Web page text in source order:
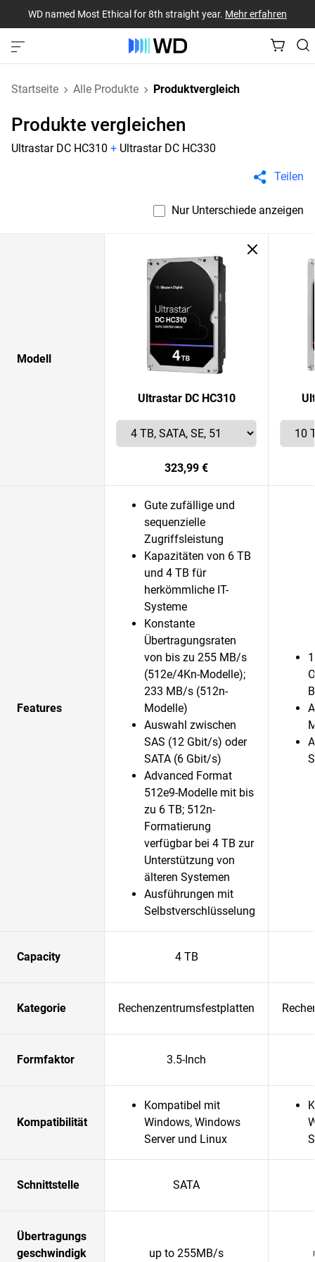
WD named Most Ethical for 8th straight year. Mehr erfahren
Startseite Alle Produkte Produktvergleich
Produkte vergleichen
Ultrastar DC HC310 + Ultrastar DC HC330
Teilen
Nur Unterschiede anzeigen
Modell
Ultrastar DC HC310
323,99 €
Features
Gute zufällige und
sequenzielle
Zugriffsleistung
Kapazitäten von 6 TB
und 4 TB für
herkömmliche IT-
Systeme
Konstante
Übertragungsraten
von bis zu 255 MB/s
(512e/4Kn-Modelle);
233 MB/s (512n-
Modelle)
Auswahl zwischen
SAS (12 Gbit/s) oder
SATA (6 Gbit/s)
Advanced Format
512e9-Modelle mit bis
zu 6 TB; 512n-
Formatierung
verfügbar bei 4 TB zur
Unterstützung von
älteren Systemen
Ausführungen mit
Selbstverschlüsselung
Capacity 4 TB
Kategorie Rechenzentrumsfestplatten
Formfaktor 3.5-Inch
Kompatibilität
Kompatibel mit
Windows, Windows
Server und Linux
Schnittstelle SATA
Übertragungs
geschwindigk
up to 255MB/s